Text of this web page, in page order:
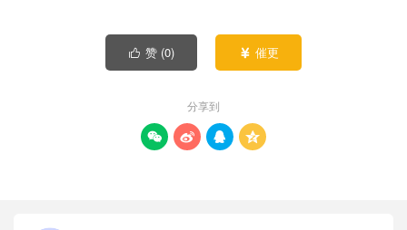
 赞 (0)  催更
分享到
   